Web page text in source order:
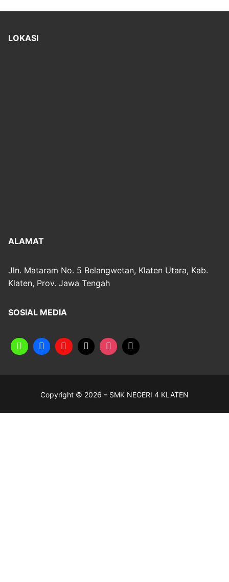
LOKASI
ALAMAT
Jln. Mataram No. 5 Belangwetan, Klaten Utara, Kab.
Klaten, Prov. Jawa Tengah
SOSIAL MEDIA
Copyright © 2026 – SMK NEGERI 4 KLATEN